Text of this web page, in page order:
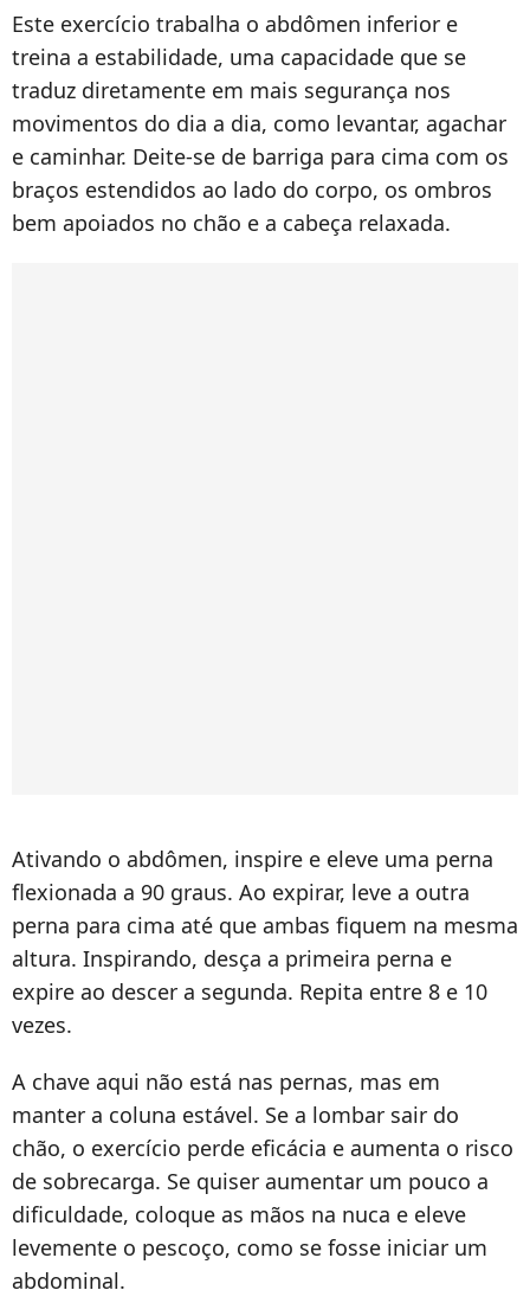
Este exercício trabalha o abdômen inferior e
treina a estabilidade, uma capacidade que se
traduz diretamente em mais segurança nos
movimentos do dia a dia, como levantar, agachar
e caminhar. Deite-se de barriga para cima com os
braços estendidos ao lado do corpo, os ombros
bem apoiados no chão e a cabeça relaxada.
Ativando o abdômen, inspire e eleve uma perna
flexionada a 90 graus. Ao expirar, leve a outra
perna para cima até que ambas fiquem na mesma
altura. Inspirando, desça a primeira perna e
expire ao descer a segunda. Repita entre 8 e 10
vezes.
A chave aqui não está nas pernas, mas em
manter a coluna estável. Se a lombar sair do
chão, o exercício perde eficácia e aumenta o risco
de sobrecarga. Se quiser aumentar um pouco a
dificuldade, coloque as mãos na nuca e eleve
levemente o pescoço, como se fosse iniciar um
abdominal.